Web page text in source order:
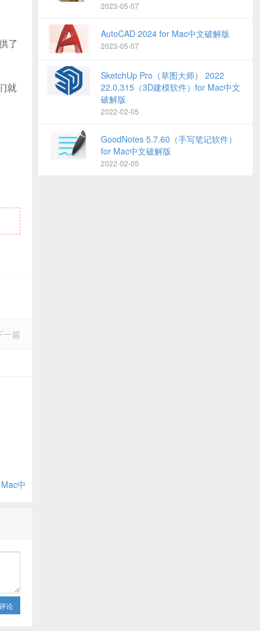
了
就
一篇
中
论
2023-05-07
AutoCAD 2024 for Mac中文破解版
2023-05-07
SketchUp Pro（草图大师） 2022
22.0.315（3D建模软件）for Mac中文
破解版
2022-02-05
GoodNotes 5.7.60（手写笔记软件）
for Mac中文破解版
2022-02-05